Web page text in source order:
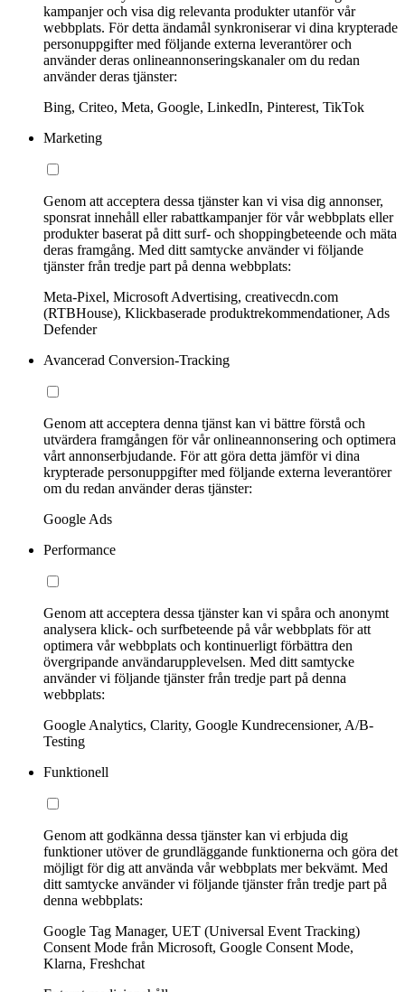
kampanjer och visa dig relevanta produkter utanför vår
webbplats. För detta ändamål synkroniserar vi dina krypterade
personuppgifter med följande externa leverantörer och
använder deras onlineannonseringskanaler om du redan
använder deras tjänster:
Bing, Criteo, Meta, Google, LinkedIn, Pinterest, TikTok
Marketing
Genom att acceptera dessa tjänster kan vi visa dig annonser,
sponsrat innehåll eller rabattkampanjer för vår webbplats eller
produkter baserat på ditt surf- och shoppingbeteende och mäta
deras framgång. Med ditt samtycke använder vi följande
tjänster från tredje part på denna webbplats:
Meta-Pixel, Microsoft Advertising, creativecdn.com
(RTBHouse), Klickbaserade produktrekommendationer, Ads
Defender
Avancerad Conversion-Tracking
Genom att acceptera denna tjänst kan vi bättre förstå och
utvärdera framgången för vår onlineannonsering och optimera
vårt annonserbjudande. För att göra detta jämför vi dina
krypterade personuppgifter med följande externa leverantörer
om du redan använder deras tjänster:
Google Ads
Performance
Genom att acceptera dessa tjänster kan vi spåra och anonymt
analysera klick- och surfbeteende på vår webbplats för att
optimera vår webbplats och kontinuerligt förbättra den
övergripande användarupplevelsen. Med ditt samtycke
använder vi följande tjänster från tredje part på denna
webbplats:
Google Analytics, Clarity, Google Kundrecensioner, A/B-
Testing
Funktionell
Genom att godkänna dessa tjänster kan vi erbjuda dig
funktioner utöver de grundläggande funktionerna och göra det
möjligt för dig att använda vår webbplats mer bekvämt. Med
ditt samtycke använder vi följande tjänster från tredje part på
denna webbplats:
Google Tag Manager, UET (Universal Event Tracking)
Consent Mode från Microsoft, Google Consent Mode,
Klarna, Freshchat